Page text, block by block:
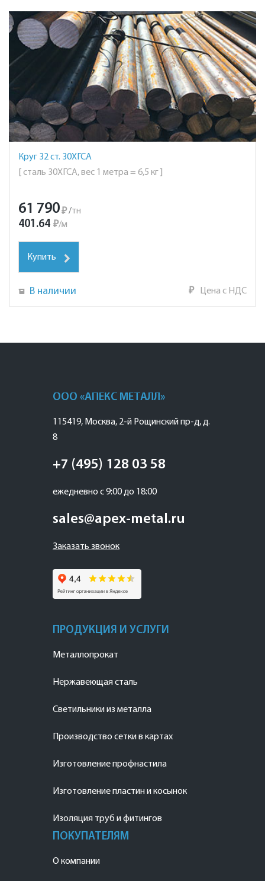
Круг 32 ст. 30ХГСА
[ сталь 30ХГСА, вес 1 метра = 6,5 кг ]
61 790₽ /тн
401.64 ₽/м
Купить
В наличии ₽ Цена с НДС
ООО «АПЕКС МЕТАЛЛ»
115419, Москва, 2-й Рощинский пр-д, д.
8
+7 (495) 128 03 58
ежедневно с 9:00 до 18:00
sales@apex-metal.ru
Заказать звонок
ПРОДУКЦИЯ И УСЛУГИ
Металлопрокат
Нержавеющая сталь
Светильники из металла
Производство сетки в картах
Изготовление профнастила
Изготовление пластин и косынок
Изоляция труб и фитингов
ПОКУПАТЕЛЯМ
О компании